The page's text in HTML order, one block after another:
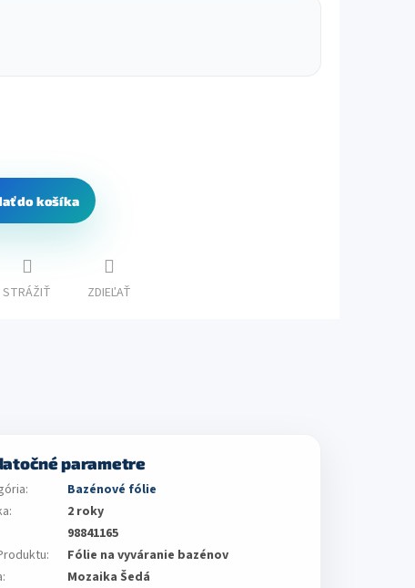
do košíka
STRÁŽIŤ ZDIEĽAŤ
parametre
:
Bazénové fólie
:
2 roky
98841165
:
Fólie na vyváranie bazénov
:
Mozaika Šedá